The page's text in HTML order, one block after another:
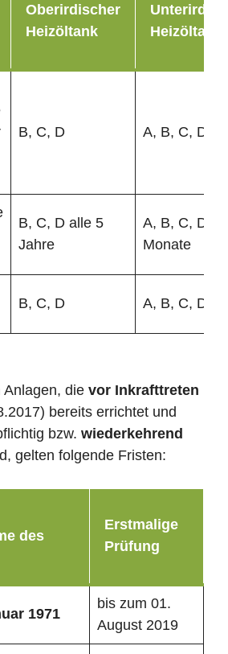
Oberirdischer
Heizöltank
Heizöltank
B, C, D A, B, C, D
B, C, D alle 5
Jahre
A, B, C, D
Monate
B, C, D A, B, C, D
Anlagen, die vor Inkrafttreten
bereits errichtet und
bzw. wiederkehrend
gelten folgende Fristen:
des
Erstmalige
Prüfung
1971
bis zum 01.
August 2019